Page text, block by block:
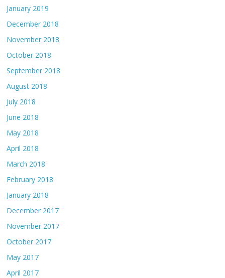
January 2019
December 2018
November 2018
October 2018
September 2018
August 2018
July 2018
June 2018
May 2018
April 2018
March 2018
February 2018
January 2018
December 2017
November 2017
October 2017
May 2017
April 2017